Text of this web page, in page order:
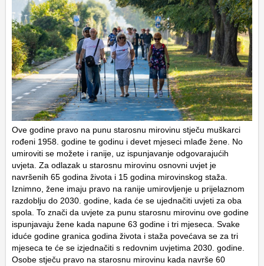
Ove godine pravo na punu starosnu mirovinu stječu muškarci
rođeni 1958. godine te godinu i devet mjeseci mlađe žene. No
umiroviti se možete i ranije, uz ispunjavanje odgovarajućih
uvjeta. Za odlazak u starosnu mirovinu osnovni uvjet je
navršenih 65 godina života i 15 godina mirovinskog staža.
Iznimno, žene imaju pravo na ranije umirovljenje u prijelaznom
razdoblju do 2030. godine, kada će se ujednačiti uvjeti za oba
spola. To znači da uvjete za punu starosnu mirovinu ove godine
ispunjavaju žene kada napune 63 godine i tri mjeseca. Svake
iduće godine granica godina života i staža povećava se za tri
mjeseca te će se izjednačiti s redovnim uvjetima 2030. godine.
Osobe stječu pravo na starosnu mirovinu kada navrše 60